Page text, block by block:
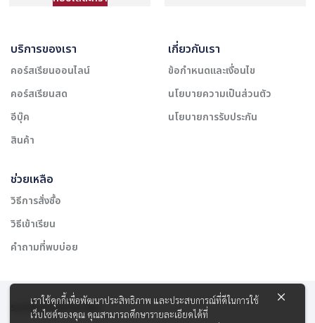
บริการของเรา
คอร์สเรียนออนไลน์
คอร์สเรียนสด
อีบุ๊ค
สินค้า
เกี่ยวกับเรา
ข้อกำหนดและเงื่อนไข
นโยบายความเป็นส่วนตัว
นโยบายการรับประกัน
ช่วยเหลือ
วิธีการสั่งซื้อ
วิธีเข้าเรียน
คำถามที่พบบ่อย
รองรับการชำระเงิน:
เราใช้คุกกี้เพื่อพัฒนาประสิทธิภาพ และประสบการณ์ที่ดีในการใช้
เว็บไซต์ของคุณ คุณสามารถศึกษารายละเอียดได้ที่